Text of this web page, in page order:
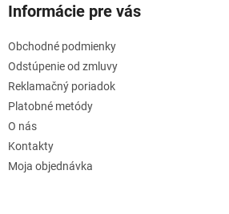
Informácie pre vás
Obchodné podmienky
Odstúpenie od zmluvy
Reklamačný poriadok
Platobné metódy
O nás
Kontakty
Moja objednávka